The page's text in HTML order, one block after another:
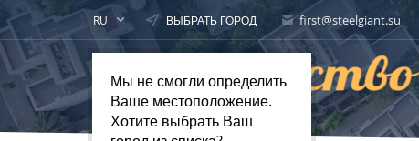
RU ВЫБРАТЬ ГОРОД
Мы не смогли определить
Ваше местоположение.
Хотите выбрать Ваш
first@steelgiant.su